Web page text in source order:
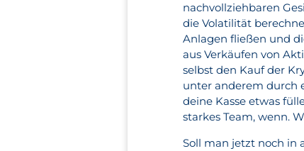
nachvollziehbaren
die Volatilität
Anlagen fließen und
aus Verkäufen von
selbst den Kauf der
unter anderem durch
deine Kasse etwas
starkes Team, wenn.
Soll man jetzt noch in